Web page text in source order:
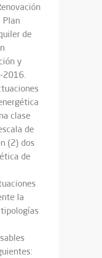
Plan
de
y
2016.
clase
de
(2) dos
de
la